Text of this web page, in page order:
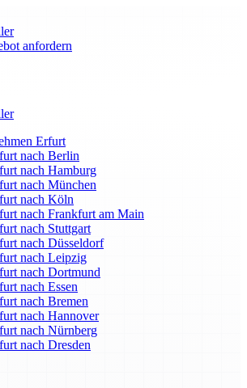
anfordern
Erfurt
nach Berlin
nach Hamburg
nach München
nach Köln
nach Frankfurt am Main
nach Stuttgart
nach Düsseldorf
nach Leipzig
nach Dortmund
nach Essen
nach Bremen
nach Hannover
nach Nürnberg
nach Dresden